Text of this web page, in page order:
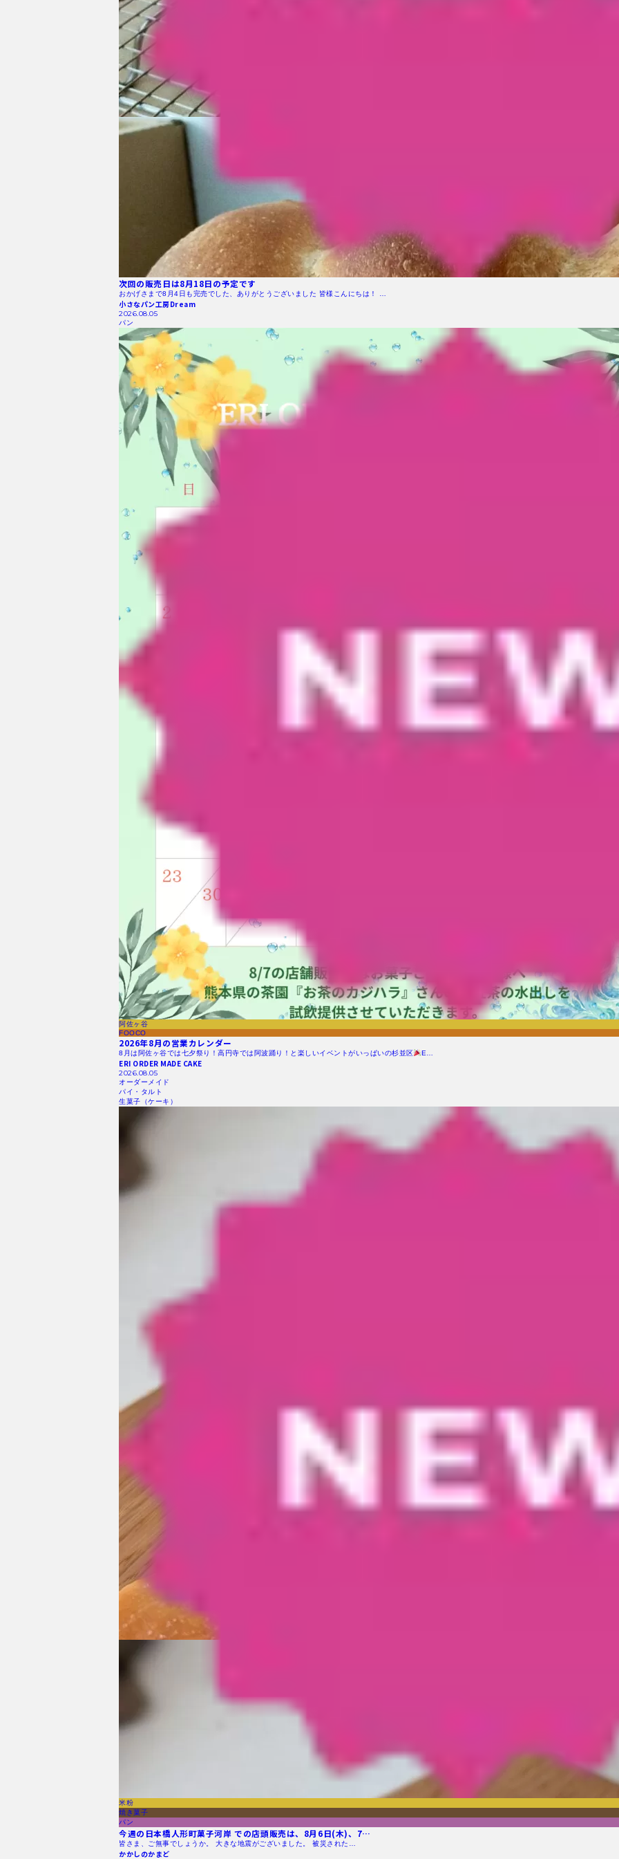
次回の販売日は8月18日の予定です
おかげさまで8月4日も完売でした、ありがとうございました 皆様こんにちは！ …
小さなパン工房Dream
2026.08.05
パン
阿佐ヶ谷
FOOCO
2026年8月の営業カレンダー
8月は阿佐ヶ谷では七夕祭り！高円寺では阿波踊り！と楽しいイベントがいっぱいの杉並区 E…
ERI ORDER MADE CAKE
2026.08.05
オーダーメイド
パイ・タルト
生菓子（ケーキ）
米粉
焼き菓子
パン
今週の日本橋人形町菓子河岸 での店頭販売は、8月6日(木)、7…
皆さま、ご無事でしょうか。 大きな地震がございました。 被災された…
かかしのかまど